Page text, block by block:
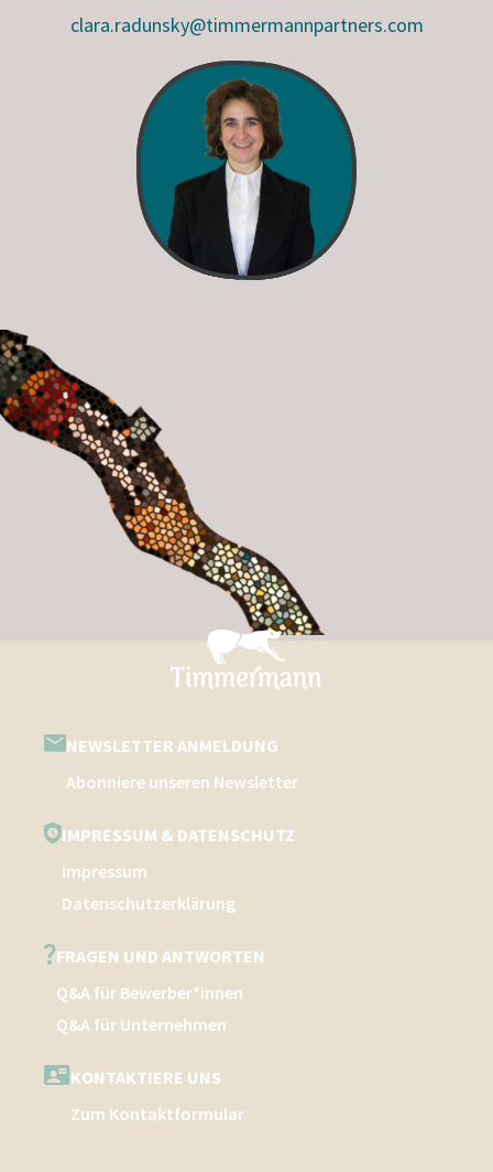
clara.radunsky@timmermannpartners.com
NEWSLETTER ANMELDUNG
Abonniere unseren Newsletter
IMPRESSUM & DATENSCHUTZ
Impressum
Datenschutzerklärung
FRAGEN UND ANTWORTEN
Q&A für Bewerber*innen
Q&A für Unternehmen
KONTAKTIERE UNS
Zum Kontaktformular